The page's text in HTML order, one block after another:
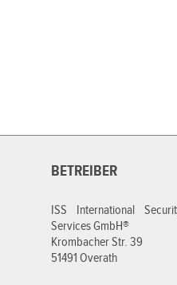
BETREIBER
ISS International
Services GmbH®
Krombacher Str. 39
51491 Overath